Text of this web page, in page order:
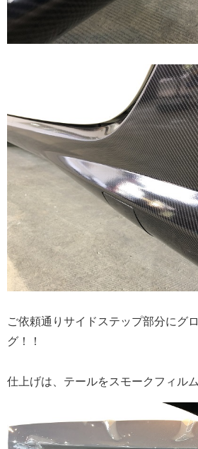
ご依頼通りサイドステップ部分にグ
グ！！
仕上げは、テールをスモークフィル